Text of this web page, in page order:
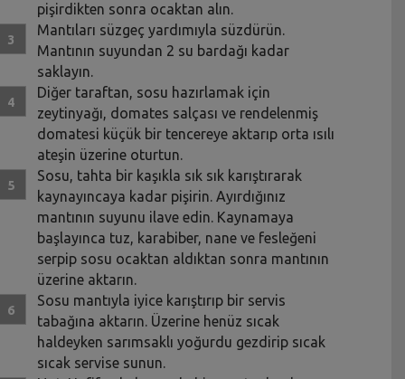
pişirdikten sonra ocaktan alın.
Mantıları süzgeç yardımıyla süzdürün.
Mantının suyundan 2 su bardağı kadar
saklayın.
Diğer taraftan, sosu hazırlamak için
zeytinyağı, domates salçası ve rendelenmiş
domatesi küçük bir tencereye aktarıp orta ısılı
ateşin üzerine oturtun.
Sosu, tahta bir kaşıkla sık sık karıştırarak
kaynayıncaya kadar pişirin. Ayırdığınız
mantının suyunu ilave edin. Kaynamaya
başlayınca tuz, karabiber, nane ve fesleğeni
serpip sosu ocaktan aldıktan sonra mantının
üzerine aktarın.
Sosu mantıyla iyice karıştırıp bir servis
tabağına aktarın. Üzerine henüz sıcak
haldeyken sarımsaklı yoğurdu gezdirip sıcak
sıcak servise sunun.